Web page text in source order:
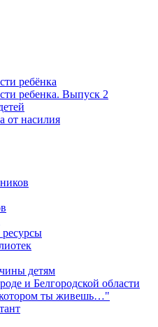
ребёнка
ребенка. Выпуск 2
от насилия
детям
и Белгородской области
котором ты живешь…"